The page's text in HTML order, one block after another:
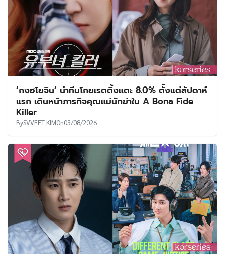
‘กงฮโยจิน’ นำทีมโกยเรตติ้งแตะ 8.0% ตั้งแต่สัปดาห์
แรก เดินหน้าภารกิจคุณแม่นักฆ่าใน A Bona Fide
Killer
BySVVEET KIMOn03/08/2026